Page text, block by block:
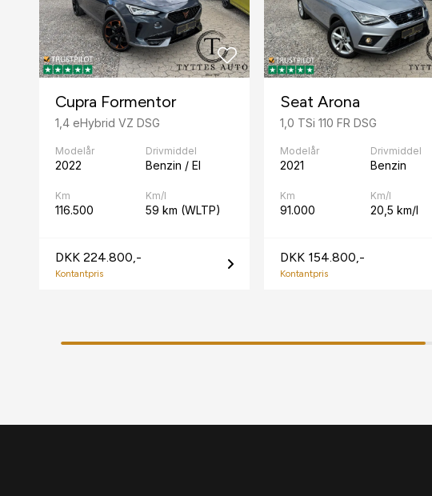
Cupra Formentor
1,4 eHybrid VZ DSG
Modelår
2022
Drivmiddel
Benzin / El
Km
116.500
Km/l
59 km (WLTP)
DKK 224.800,-
Kontantpris
Seat Arona
1,0 TSi 110 FR DSG
Modelår
2021
Drivmiddel
Benzin
Km
91.000
Km/l
20,5 km/l
DKK 154.800,-
Kontantpris